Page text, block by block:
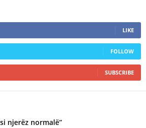
LIKE
FOLLOW
SUBSCRIBE
njerëz normalë”